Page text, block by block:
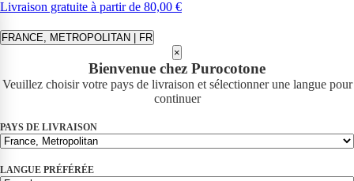
Livraison gratuite à partir de 80,00 €
FRANCE, METROPOLITAN | FR
×
Bienvenue chez Purocotone
Veuillez choisir votre pays de livraison et sélectionner une langue pour
continuer
PAYS DE LIVRAISON
LANGUE PRÉFÉRÉE